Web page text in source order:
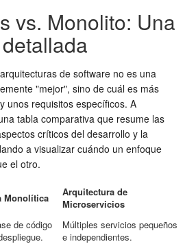
vs. Monolito: Una
de software no es una
"mejor", sino de cuál es más
unos requisitos específicos. A
tabla comparativa que resume las
críticos del desarrollo y la
a visualizar cuándo un enfoque
el otro.
Monolítica
Arquitectura de
Microservicios
de código
Múltiples servicios pequeños
e independientes.